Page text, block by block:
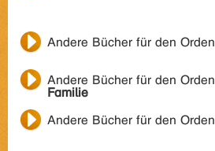
Andere Bücher für den Orden
Andere Bücher für den Orden
Familie
Andere Bücher für den Orden